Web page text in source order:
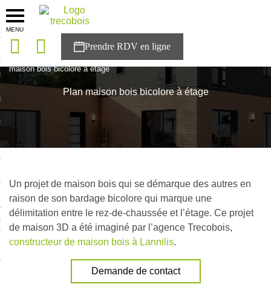
MENU
solutions
Trecobois
à NESTOR
maison bois bicolore à étage
Plan maison bois bicolore à étage
Un projet de maison bois qui se démarque des autres en
raison de son bardage bicolore qui marque une
délimitation entre le rez-de-chaussée et l’étage. Ce projet
de maison 3D a été imaginé par l’agence Trecobois,
constructeur de maison bois à Lannilis.
Demande de contact